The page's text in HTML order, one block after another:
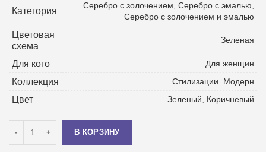
Категория
Cеребро с золочением, Серебро с эмалью,
Серебро с золочением и эмалью
Цветовая
схема
Зеленая
Для кого Для женщин
Коллекция Стилизации. Модерн
Цвет Зеленый, Коричневый
В КОРЗИНУ